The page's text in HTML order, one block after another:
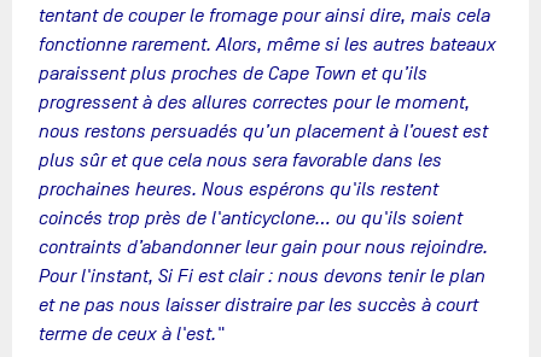
tentant de couper le fromage pour ainsi dire, mais cela
fonctionne rarement. Alors, même si les autres bateaux
paraissent plus proches de Cape Town et qu’ils
progressent à des allures correctes pour le moment,
nous restons persuadés qu’un placement à l’ouest est
plus sûr et que cela nous sera favorable dans les
prochaines heures. Nous espérons qu'ils restent
coincés trop près de l'anticyclone... ou qu'ils soient
contraints d’abandonner leur gain pour nous rejoindre.
Pour l'instant, Si Fi est clair : nous devons tenir le plan
et ne pas nous laisser distraire par les succès à court
terme de ceux à l'est."